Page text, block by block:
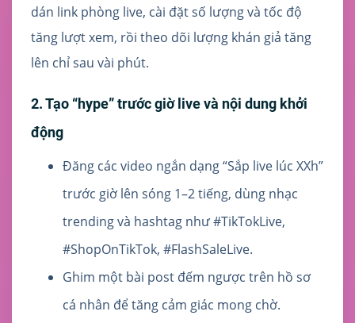
dán link phòng live, cài đặt số lượng và tốc độ
tăng lượt xem, rồi theo dõi lượng khán giả tăng
lên chỉ sau vài phút.
2. Tạo “hype” trước giờ live và nội dung khởi
động
Đăng các video ngắn dạng “Sắp live lúc XXh”
trước giờ lên sóng 1–2 tiếng, dùng nhạc
trending và hashtag như #TikTokLive,
#ShopOnTikTok, #FlashSaleLive.
Ghim một bài post đếm ngược trên hồ sơ
cá nhân để tăng cảm giác mong chờ.